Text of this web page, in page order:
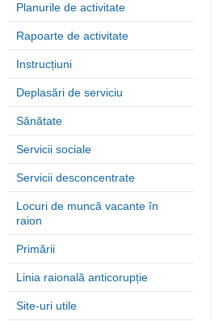
Planurile de activitate
Rapoarte de activitate
Instrucțiuni
Deplasări de serviciu
Sănătate
Servicii sociale
Servicii desconcentrate
Locuri de muncă vacante în
raion
Primării
Linia raională anticorupție
Site-uri utile